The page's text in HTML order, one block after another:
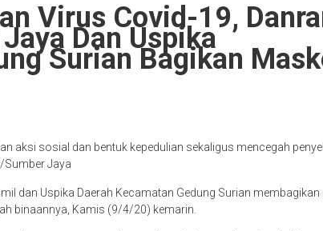
Virus Covid-19,
Dan Uspika
Surian Bagikan
aksi sosial dan bentuk kepedulian sekaligus mencegah
Sumber Jaya
dan Uspika Daerah Kecamatan Gedung Surian
binaannya, Kamis (9/4/20) kemarin.